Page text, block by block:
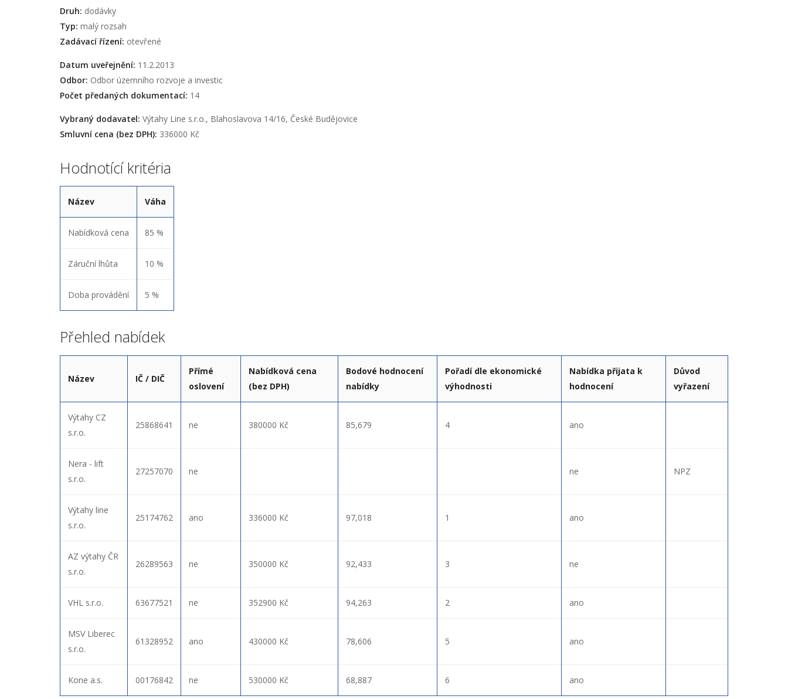
Druh: dodávky
Typ: malý rozsah
Zadávací řízení: otevřené
Datum uveřejnění: 11.2.2013
Odbor: Odbor územního rozvoje a investic
Počet předaných dokumentací: 14
Vybraný dodavatel: Výtahy Line s.r.o., Blahoslavova 14/16, České Budějovice
Smluvní cena (bez DPH): 336000 Kč
Hodnotící kritéria
Název Váha
Nabídková cena 85 %
Záruční lhůta 10 %
Doba provádění 5 %
Přehled nabídek
Název IČ / DIČ
Přímé
oslovení
Nabídková cena
(bez DPH)
Bodové hodnocení
nabídky
Pořadí dle ekonomické
výhodnosti
Nabídka přijata k
hodnocení
Důvod
vyřazení
Výtahy CZ
s.r.o.
25868641 ne 380000 Kč 85,679 4 ano
Nera - lift
s.r.o.
27257070 ne ne NPZ
Výtahy line
s.r.o.
25174762 ano 336000 Kč 97,018 1 ano
AZ výtahy ČR
s.r.o.
26289563 ne 350000 Kč 92,433 3 ne
VHL s.r.o. 63677521 ne 352900 Kč 94,263 2 ano
MSV Liberec
s.r.o.
61328952 ano 430000 Kč 78,606 5 ano
Kone a.s. 00176842 ne 530000 Kč 68,887 6 ano